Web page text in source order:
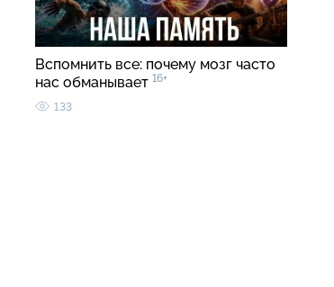
Вспомнить все: почему мозг часто
нас обманывает 16+
133